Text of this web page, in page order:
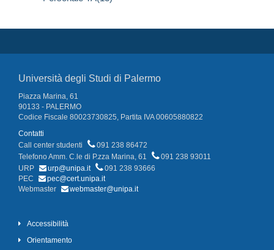
Università degli Studi di Palermo
Piazza Marina, 61
90133 - PALERMO
Codice Fiscale 80023730825, Partita IVA 00605880822
Contatti
Call center studenti
091 238 86472
Telefono Amm. C.le di P.zza Marina, 61
091 238 93011
URP
urp@unipa.it
091 238 93666
PEC
pec@cert.unipa.it
Webmaster
webmaster@unipa.it
Accessibilità
Orientamento